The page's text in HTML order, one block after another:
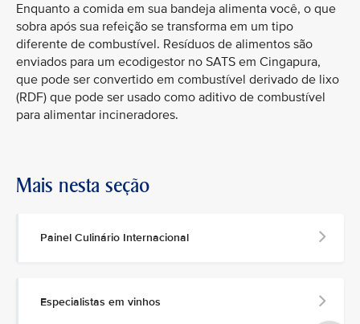
Enquanto a comida em sua bandeja alimenta você, o que
sobra após sua refeição se transforma em um tipo
diferente de combustível. Resíduos de alimentos são
enviados para um ecodigestor no SATS em Cingapura,
que pode ser convertido em combustível derivado de lixo
(RDF) que pode ser usado como aditivo de combustível
para alimentar incineradores.
Mais nesta seção
Painel Culinário Internacional
Especialistas em vinhos